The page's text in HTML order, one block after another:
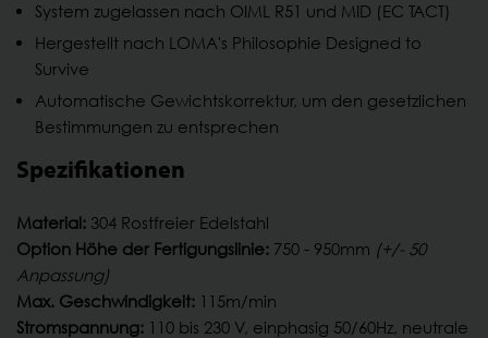
System zugelassen nach OIML R51 und MID (EC TACT)
Hergestellt nach LOMA's Philosophie Designed to
Survive
Automatische Gewichtskorrektur, um den gesetzlichen
Bestimmungen zu entsprechen
Spezifikationen
Material: 304 Rostfreier Edelstahl
Option Höhe der Fertigungslinie: 750 - 950mm (+/- 50
Anpassung)
Max. Geschwindigkeit: 115m/min
Stromspannung: 110 bis 230 V, einphasig 50/60Hz, neutrale